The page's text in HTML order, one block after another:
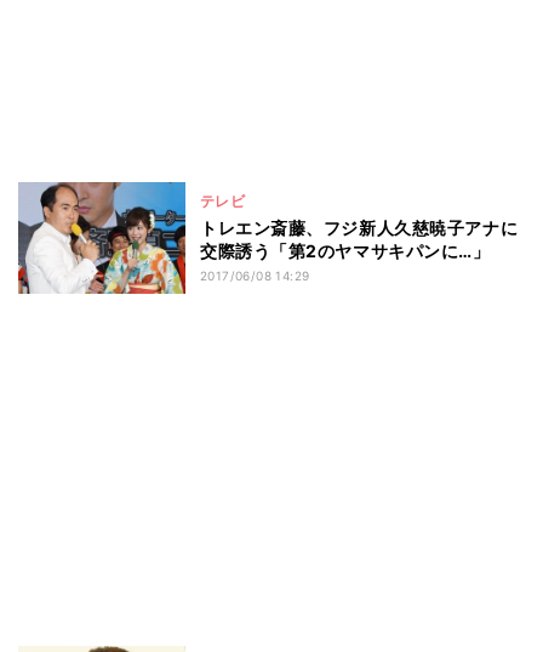
テレビ
トレエン斎藤、フジ新人久慈暁子アナに
交際誘う「第2のヤマサキパンに…」
2017/06/08 14:29